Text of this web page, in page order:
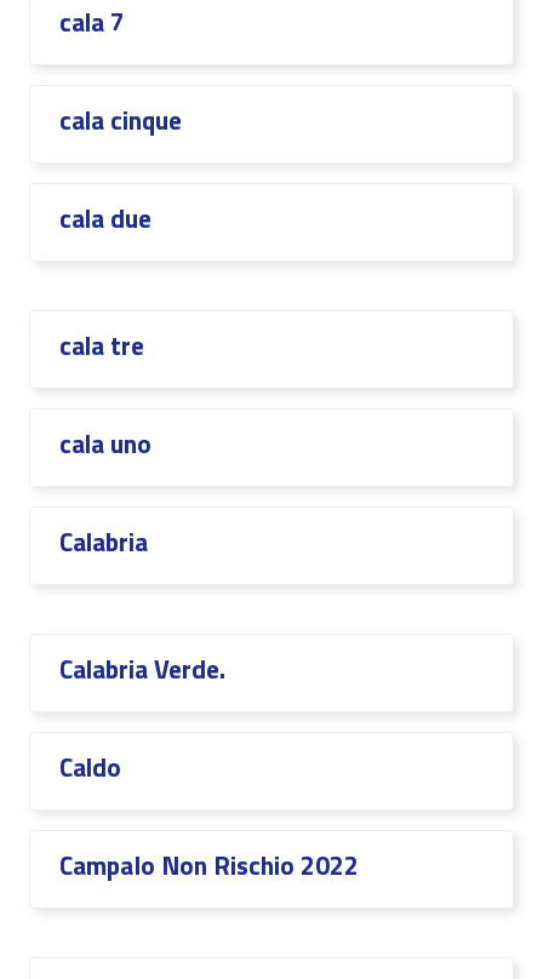
cala 7
cala cinque
cala due
cala tre
cala uno
Calabria
Calabria Verde.
Caldo
CampaIo Non Rischio 2022